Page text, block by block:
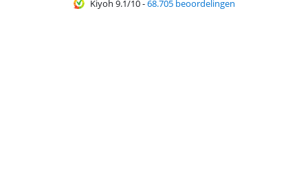
Kiyoh 9.1/10-68.705 beoordelingen